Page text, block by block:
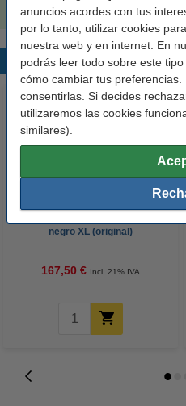
anuncios acordes con tus
por lo tanto, utilizar cookies
nuestra web y en internet. En
podrás leer todo sobre este
cómo cambiar tus
consentirlas. Si decides
utilizaremos las cookies
similares).
Productos
Dell 593-11040 (N51XP) toner
negro XL (original)
167,50 € Incl. 21% IVA